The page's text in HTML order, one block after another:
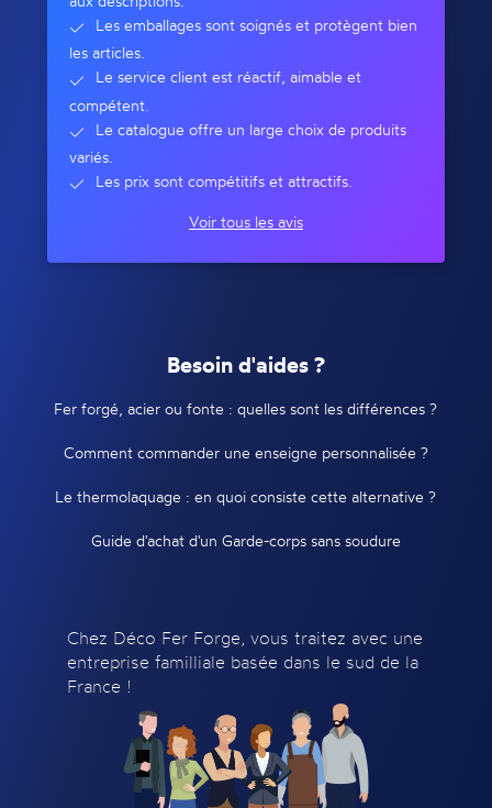
Les emballages sont soignés et protègent bien
les articles.
Le service client est réactif, aimable et
compétent.
Le catalogue offre un large choix de produits
variés.
Les prix sont compétitifs et attractifs.
Voir tous les avis
Besoin d'aides ?
Fer forgé, acier ou fonte : quelles sont les différences ?
Comment commander une enseigne personnalisée ?
Le thermolaquage : en quoi consiste cette alternative ?
Guide d'achat d'un Garde-corps sans soudure
Chez Déco Fer Forge, vous traitez avec une
entreprise familliale basée dans le sud de la
France !